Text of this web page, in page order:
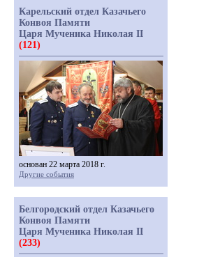
Карельский отдел Казачьего
Конвоя Памяти
Царя Мученика Николая II
(121)
основан 22 марта 2018 г.
Другие события
Белгородский отдел Казачьего
Конвоя Памяти
Царя Мученика Николая II
(233)